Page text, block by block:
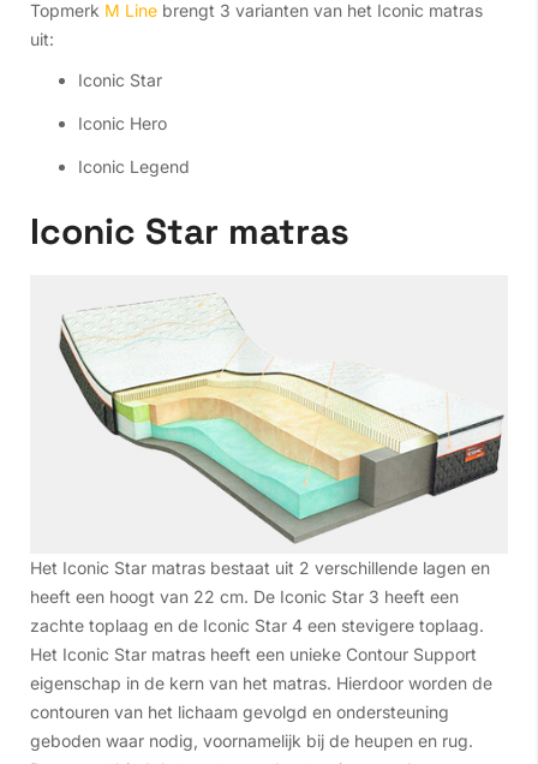
Topmerk M Line brengt 3 varianten van het Iconic matras
uit:
Iconic Star
Iconic Hero
Iconic Legend
Iconic Star matras
Het Iconic Star matras bestaat uit 2 verschillende lagen en
heeft een hoogt van 22 cm. De Iconic Star 3 heeft een
zachte toplaag en de Iconic Star 4 een stevigere toplaag.
Het Iconic Star matras heeft een unieke Contour Support
eigenschap in de kern van het matras. Hierdoor worden de
contouren van het lichaam gevolgd en ondersteuning
geboden waar nodig, voornamelijk bij de heupen en rug.